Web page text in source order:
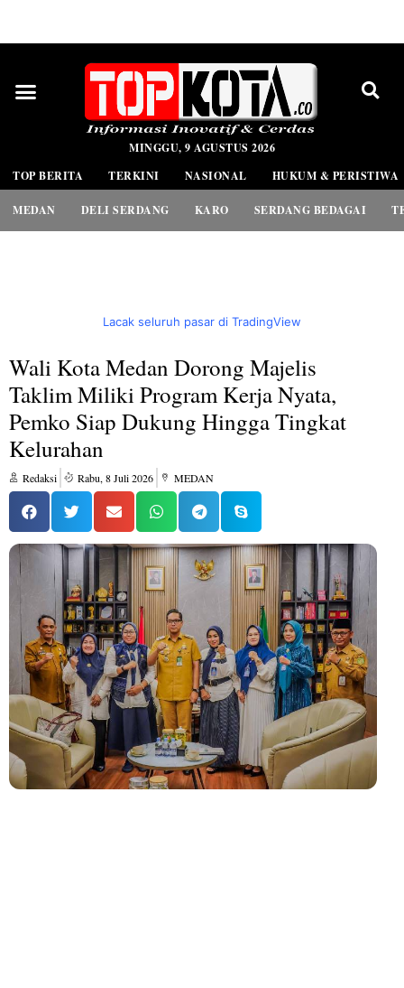
MINGGU, 9 AGUSTUS 2026
TOP BERITA
TERKINI NASIONAL HUKUM & PERISTIWA
MEDAN DELI SERDANG KARO SERDANG BEDAGAI
Lacak seluruh pasar di TradingView
Wali Kota Medan Dorong Majelis
Taklim Miliki Program Kerja Nyata,
Pemko Siap Dukung Hingga Tingkat
Kelurahan
Redaksi Rabu, 8 Juli 2026 MEDAN